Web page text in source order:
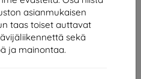
asianmukaisen
taas toiset auttavat
sekä
ja mainontaa.
tiedot